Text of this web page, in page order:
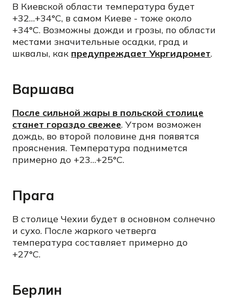
В Киевской области температура будет
+32…+34°C, в самом Киеве - тоже около
+34°C. Возможны дожди и грозы, по области
местами значительные осадки, град и
шквалы, как предупреждает Укргидромет.
Варшава
После сильной жары в польской столице
станет гораздо свежее. Утром возможен
дождь, во второй половине дня появятся
прояснения. Температура поднимется
примерно до +23…+25°C.
Прага
В столице Чехии будет в основном солнечно
и сухо. После жаркого четверга
температура составляет примерно до
+27°C.
Берлин